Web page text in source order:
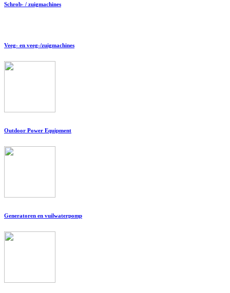
Schrob- / zuigmachines
Veeg- en veeg-/zuigmachines
Outdoor Power Equipment
Generatoren en vuilwaterpomp